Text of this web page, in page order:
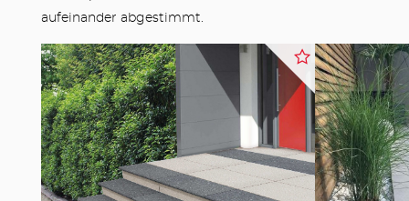
aufeinander abgestimmt.